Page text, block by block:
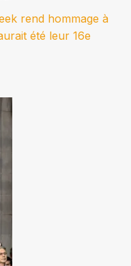
rend hommage à
été leur 16e